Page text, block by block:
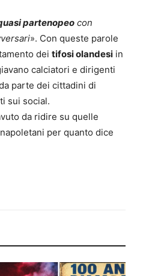
partenopeo con
». Con queste parole
dei tifosi olandesi in
calciatori e dirigenti
parte dei cittadini di
sui social.
da ridire su quelle
per quanto dice